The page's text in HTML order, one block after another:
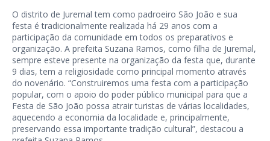
O distrito de Juremal tem como padroeiro São João e sua
festa é tradicionalmente realizada há 29 anos com a
participação da comunidade em todos os preparativos e
organização. A prefeita Suzana Ramos, como filha de Juremal,
sempre esteve presente na organização da festa que, durante
9 dias, tem a religiosidade como principal momento através
do novenário. “Construiremos uma festa com a participação
popular, com o apoio do poder público municipal para que a
Festa de São João possa atrair turistas de várias localidades,
aquecendo a economia da localidade e, principalmente,
preservando essa importante tradição cultural”, destacou a